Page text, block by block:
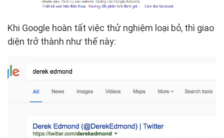
Khi Google hoàn tất việc thử nghiệm loại bỏ, thì giao
diện trở thành như thế này: